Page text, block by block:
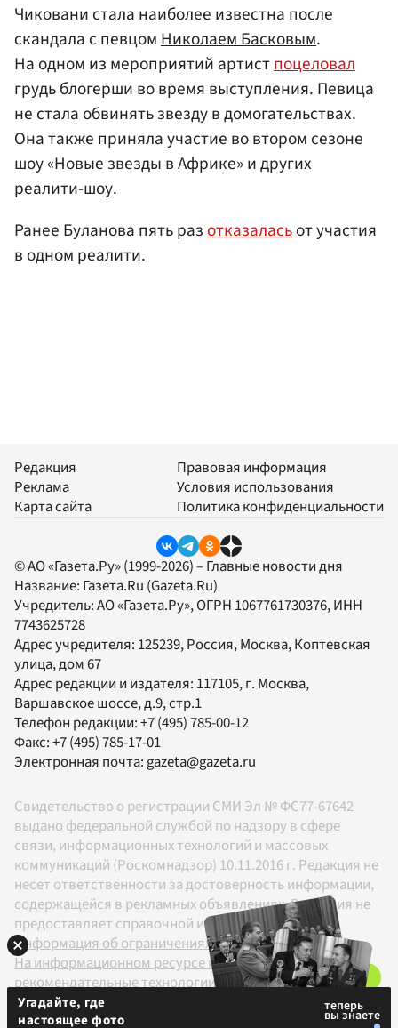
Чиковани стала наиболее известна после
скандала с певцомНиколаем Басковым.
На одном из мероприятий артистпоцеловал
грудь блогерши во время выступления. Певица
не стала обвинять звезду в домогательствах.
Она также приняла участие во втором сезоне
шоу «Новые звезды в Африке» и других
реалити-шоу.
Ранее Буланова пять разотказаласьот участия
в одном реалити.
Редакция
Реклама
Карта сайта
Правовая информация
Условия использования
Политика конфиденциальности
© АО «Газета.Ру» (1999-2026) – Главные новости дня
Название: Газета.Ru (Gazeta.Ru)
Учредитель:АО «Газета.Ру», ОГРН 1067761730376, ИНН
7743625728
Адрес учредителя: 125239, Россия, Москва, Коптевская
улица, дом 67
Адрес редакции и издателя: 117105, г. Москва,
Варшавское шоссе, д.9, стр.1
Телефон редакции:+7 (495) 785-00-12
Факс:+7 (495) 785-17-01
Электронная почта: gazeta@gazeta.ru
Свидетельство о регистрации СМИ Эл № ФС77-67642
выдано федеральной службой по надзору в сфере
связи, информационных технологий и массовых
коммуникаций (Роскомнадзор) 10.11.2016 г. Редакция не
несет ответственности за достоверность информации,
содержащейся в рекламных объявлениях. Редакция не
предоставляет справочной информации.
Информация об ограничениях
На информационном ресурсе применяются
рекомендательные технологии в соответствии с
Правилами
Угадайте, где
настоящее фото